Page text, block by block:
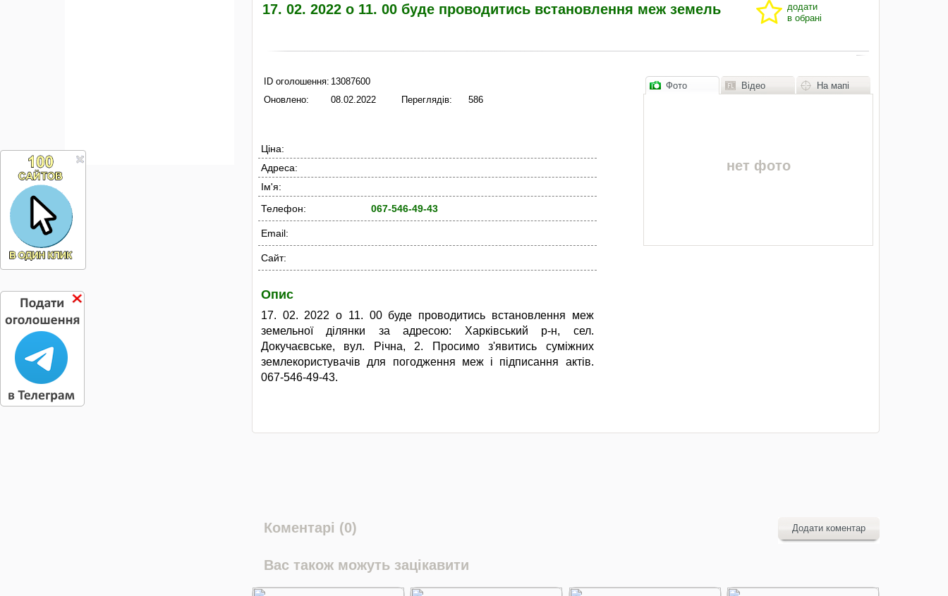
17. 02. 2022 о 11. 00 буде проводитись встановлення меж земель
додати
в обрані
ID оголошення: 13087600
Оновлено:
08.02.2022 Переглядів: 586
Ціна:
Адреса:
Ім'я:
Телефон:
067-546-49-43
Email:
Сайт:
Опис
17. 02. 2022 о 11. 00 буде проводитись встановлення меж
земельної дiлянки за адресою: Харкiвський р-н, сел.
Докучаєвське, вул. Рiчна, 2. Просимо з'явитись сумiжних
землекористувачiв для погодження меж i пiдписання актiв.
067-546-49-43.
Фото Відео На мапі
нет фото
Коментарі (0) Додати коментар
Вас також можуть зацікавити